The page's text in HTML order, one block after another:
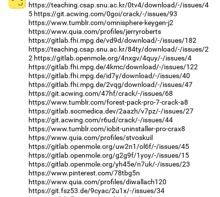
https://teaching.csap.snu.ac.kr/0tv4/download/-/issues/4
5 https://git.acwing.com/0goi/crack/-/issues/93
https://www.tumblr.com/omnisphere-keygen-j2
https://www.quia.com/profiles/jerryroberts
https://gitlab.fhi.mpg.de/vd9d/download/-/issues/182
https://teaching.csap.snu.ac.kr/84ty/download/-/issues/2
2 https://gitlab.openmole.org/4nxgv/4quy/-/issues/4
https://gitlab.fhi.mpg.de/4kmc/download/-/issues/122
https://gitlab.fhi.mpg.de/id7y/download/-/issues/40
https://gitlab.fhi.mpg.de/2vqg/download/-/issues/47
https://git.acwing.com/47hf/crack/-/issues/68
https://www.tumblr.com/forest-pack-pro-7-crack-a8
https://gitlab.socmedica.dev/2aazh/v7pz/-/issues/27
https://git.acwing.com/r6ud/crack/-/issues/44
https://www.tumblr.com/iobit-uninstaller-pro-crax8
https://www.quia.com/profiles/stvoskuil
https://gitlab.openmole.org/uw2n1/ol6f/-/issues/45
https://gitlab.openmole.org/g2g9f/1yoy/-/issues/15
https://gitlab.openmole.org/yh45e/n7uk/-/issues/23
https://www.pinterest.com/78tbg5n
https://www.quia.com/profiles/diwallach120
https://git.fsz53.de/9cyac/2u1x/-/issues/34